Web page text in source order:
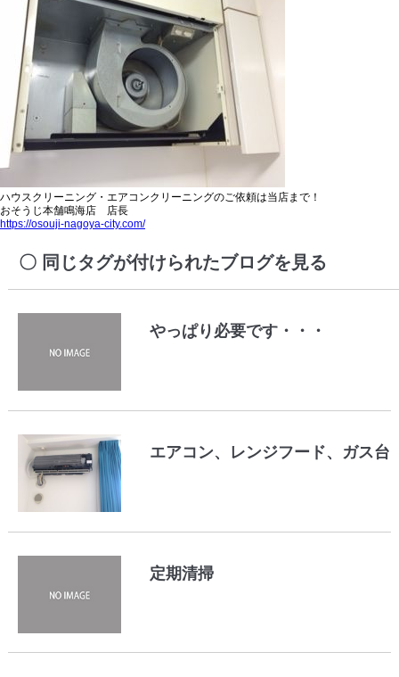
ハウスクリーニング・エアコンクリーニングのご依頼は当店まで！
おそうじ本舗鳴海店 店長
https://osouji-nagoya-city.com/
同じタグが付けられたブログを見る
やっぱり必要です・・・
エアコン、レンジフード、ガス台
定期清掃